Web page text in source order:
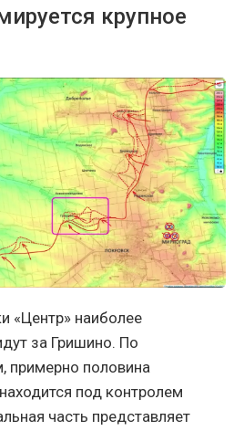
крупное
«Центр» наиболее
за Гришино. По
половина
под контролем
часть представляет